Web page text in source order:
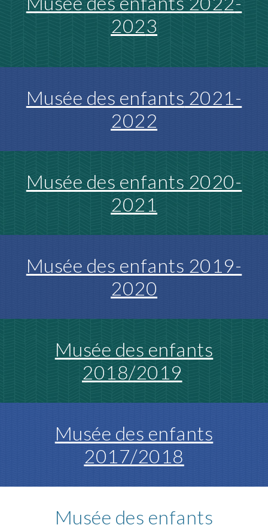
2023
Musée des enfants 2021-
2022
Musée des enfants 2020-
2021
Musée des enfants 2019-
2020
Musée des enfants
2018/2019
Musée des enfants
2017/2018
Musée des enfants